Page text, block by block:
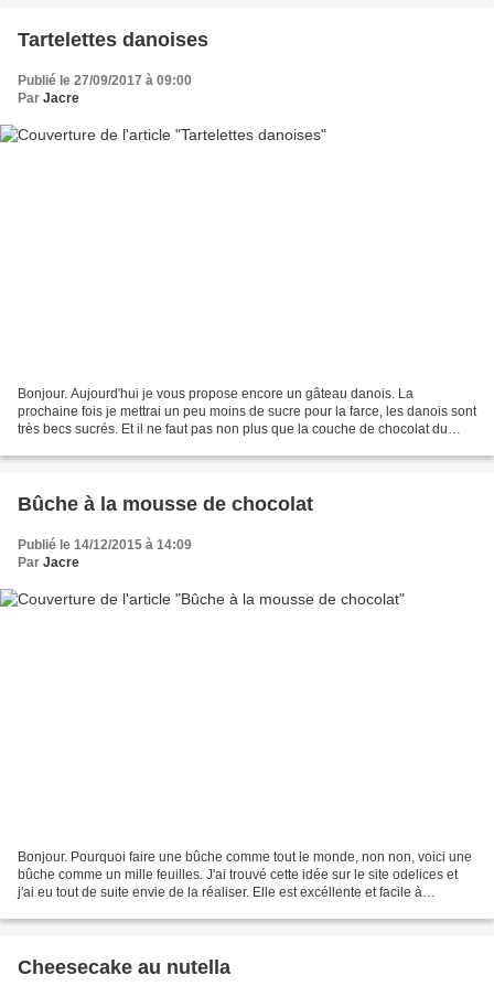
Tartelettes danoises
Publié le 27/09/2017 à 09:00
Par Jacre
Bonjour. Aujourd'hui je vous propose encore un gâteau danois. La
prochaine fois je mettrai un peu moins de sucre pour la farce, les danois sont
très becs sucrés. Et il ne faut pas non plus que la couche de chocolat du
Bûche à la mousse de chocolat
Publié le 14/12/2015 à 14:09
Par Jacre
Bonjour. Pourquoi faire une bûche comme tout le monde, non non, voici une
bûche comme un mille feuilles. J'ai trouvé cette idée sur le site odelices et
j'ai eu tout de suite envie de la réaliser. Elle est excéllente et facile à
Cheesecake au nutella